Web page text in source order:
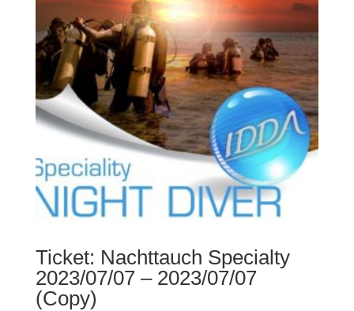
Ticket: Nachttauch Specialty
2023/07/07 – 2023/07/07
(Copy)